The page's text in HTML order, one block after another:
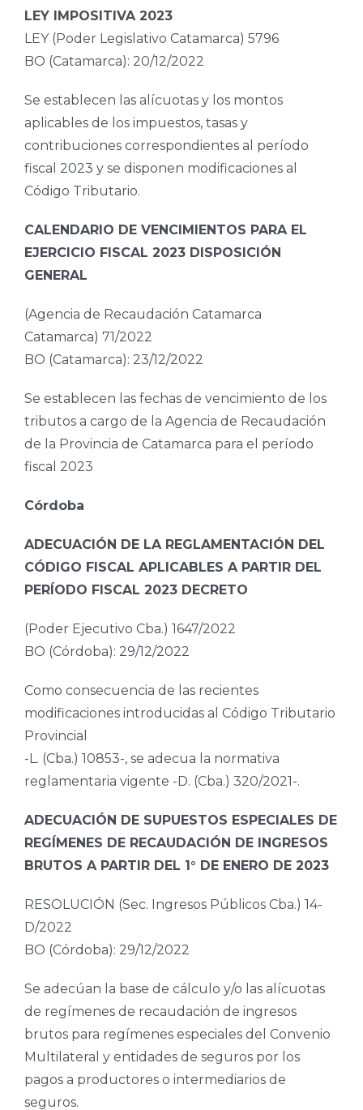
LEY IMPOSITIVA 2023
LEY (Poder Legislativo Catamarca) 5796
BO (Catamarca): 20/12/2022
Se establecen las alícuotas y los montos
aplicables de los impuestos, tasas y
contribuciones correspondientes al período
fiscal 2023 y se disponen modificaciones al
Código Tributario.
CALENDARIO DE VENCIMIENTOS PARA EL
EJERCICIO FISCAL 2023 DISPOSICIÓN
GENERAL
(Agencia de Recaudación Catamarca
Catamarca) 71/2022
BO (Catamarca): 23/12/2022
Se establecen las fechas de vencimiento de los
tributos a cargo de la Agencia de Recaudación
de la Provincia de Catamarca para el período
fiscal 2023
Córdoba
ADECUACIÓN DE LA REGLAMENTACIÓN DEL
CÓDIGO FISCAL APLICABLES A PARTIR DEL
PERÍODO FISCAL 2023 DECRETO
(Poder Ejecutivo Cba.) 1647/2022
BO (Córdoba): 29/12/2022
Como consecuencia de las recientes
modificaciones introducidas al Código Tributario
Provincial
-L. (Cba.) 10853-, se adecua la normativa
reglamentaria vigente -D. (Cba.) 320/2021-.
ADECUACIÓN DE SUPUESTOS ESPECIALES DE
REGÍMENES DE RECAUDACIÓN DE INGRESOS
BRUTOS A PARTIR DEL 1° DE ENERO DE 2023
RESOLUCIÓN (Sec. Ingresos Públicos Cba.) 14-
D/2022
BO (Córdoba): 29/12/2022
Se adecúan la base de cálculo y/o las alícuotas
de regímenes de recaudación de ingresos
brutos para regímenes especiales del Convenio
Multilateral y entidades de seguros por los
pagos a productores o intermediarios de
seguros.